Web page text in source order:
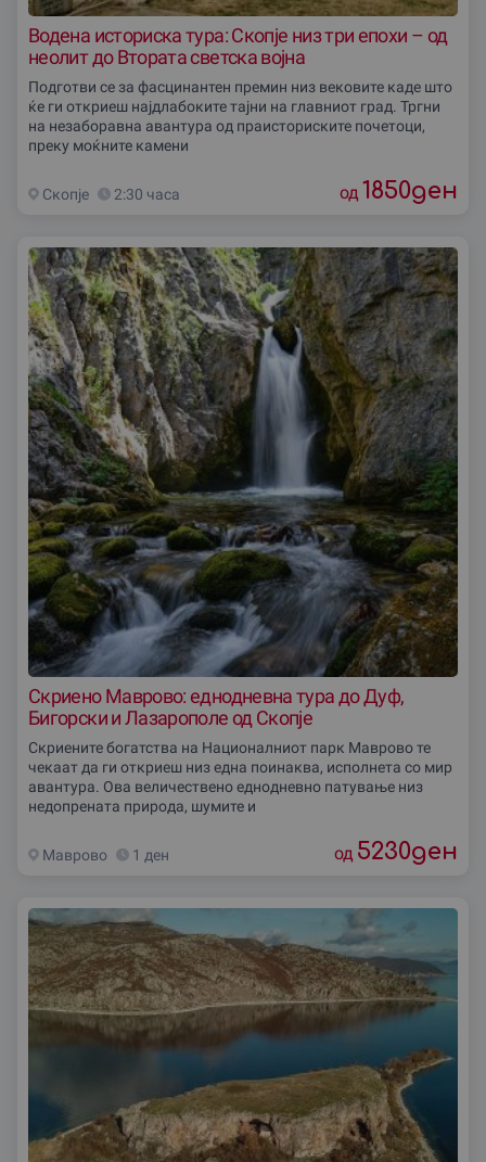
Водена историска тура: Скопје низ три епохи – од
неолит до Втората светска војна
Подготви се за фасцинантен премин низ вековите каде што
ќе ги откриеш најдлабоките тајни на главниот град. Тргни
на незаборавна авантура од праисториските почетоци,
преку моќните камени
Скопjе 2:30 часа од 1850ден
Скриено Маврово: еднодневна тура до Дуф,
Бигорски и Лазарополе од Скопје
Скриените богатства на Националниот парк Маврово те
чекаат да ги откриеш низ една поинаква, исполнета со мир
авантура. Ова величествено еднодневно патување низ
недопрената природа, шумите и
Маврово 1 ден од 5230ден